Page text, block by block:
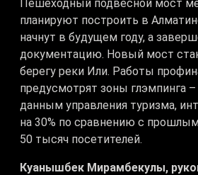
Пешеходный подвесной мост
планируют построить в
начнут в будущем году, а
документацию. Новый мост
берегу реки Или. Работы
предусмотрят зоны глэмпинга
данным управления туризма,
на 30% по сравнению с
50 тысяч посетителей.
Куанышбек Мирамбекулы,